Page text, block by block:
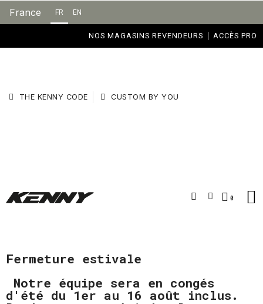
France FR EN
NOS MAGASINS REVENDEURS ACCÈS PRO
THE KENNY CODE CUSTOM BY YOU
Fermeture estivale
Notre équipe sera en congés
d'été du 1er au 16 août inclus.